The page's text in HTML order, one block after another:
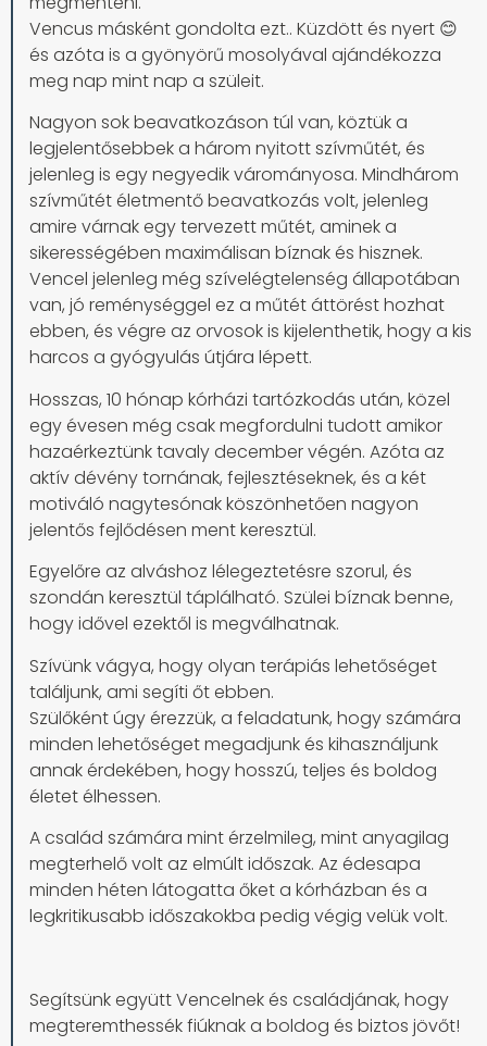
Vencus másként gondolta ezt.. Küzdött és nyert 😊
és azóta is a gyönyörű mosolyával ajándékozza
meg nap mint nap a szüleit.
Nagyon sok beavatkozáson túl van, köztük a
legjelentősebbek a három nyitott szívműtét, és
jelenleg is egy negyedik várományosa. Mindhárom
szívműtét életmentő beavatkozás volt, jelenleg
amire várnak egy tervezett műtét, aminek a
sikerességében maximálisan bíznak és hisznek.
Vencel jelenleg még szívelégtelenség állapotában
van, jó reménységgel ez a műtét áttörést hozhat
ebben, és végre az orvosok is kijelenthetik, hogy a kis
harcos a gyógyulás útjára lépett.
Hosszas, 10 hónap kórházi tartózkodás után, közel
egy évesen még csak megfordulni tudott amikor
hazaérkeztünk tavaly december végén. Azóta az
aktív dévény tornának, fejlesztéseknek, és a két
motiváló nagytesónak köszönhetően nagyon
jelentős fejlődésen ment keresztül.
Egyelőre az alváshoz lélegeztetésre szorul, és
szondán keresztül táplálható. Szülei bíznak benne,
hogy idővel ezektől is megválhatnak.
Szívünk vágya, hogy olyan terápiás lehetőséget
találjunk, ami segíti őt ebben.
Szülőként úgy érezzük, a feladatunk, hogy számára
minden lehetőséget megadjunk és kihasználjunk
annak érdekében, hogy hosszú, teljes és boldog
életet élhessen.
A család számára mint érzelmileg, mint anyagilag
megterhelő volt az elmúlt időszak. Az édesapa
minden héten látogatta őket a kórházban és a
legkritikusabb időszakokba pedig végig velük volt.
Segítsünk együtt Vencelnek és családjának, hogy
megteremthessék fiúknak a boldog és biztos jövőt!